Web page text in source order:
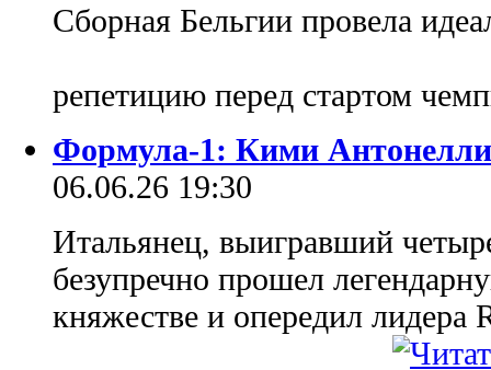
Сборная Бельгии провела
репетицию перед стартом
Формула-1: Кими
06.06.26 19:30
Итальянец, выигравший
безупречно прошел
княжестве и опередил